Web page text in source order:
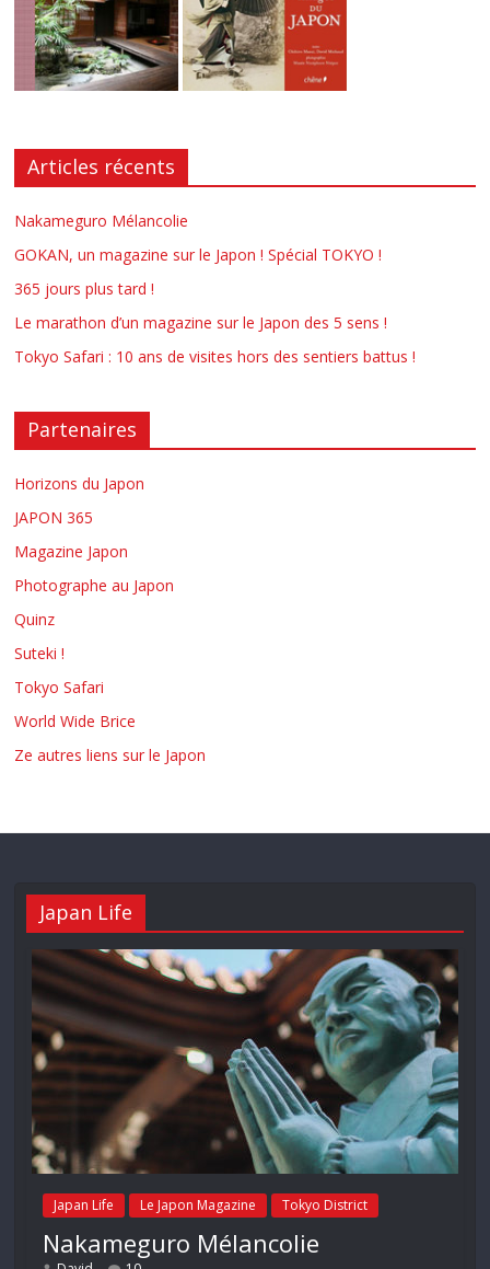
Articles récents
Nakameguro Mélancolie
GOKAN, un magazine sur le Japon ! Spécial TOKYO !
365 jours plus tard !
Le marathon d’un magazine sur le Japon des 5 sens !
Tokyo Safari : 10 ans de visites hors des sentiers battus !
Partenaires
Horizons du Japon
JAPON 365
Magazine Japon
Photographe au Japon
Quinz
Suteki !
Tokyo Safari
World Wide Brice
Ze autres liens sur le Japon
Japan Life
Japan Life Le Japon Magazine Tokyo District
Nakameguro Mélancolie